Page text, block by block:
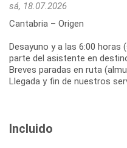
sá, 18.07.2026
Cantabria – Origen
Desayuno y a las 6:00
parte del asistente en
Breves paradas en ruta
Llegada y fin de nuestros
Incluido